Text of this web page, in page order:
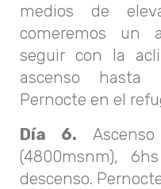
medios de
comeremos un
seguir con la
ascenso hasta
Pernocte en el
Día 6.
(4800msnm),
descenso.